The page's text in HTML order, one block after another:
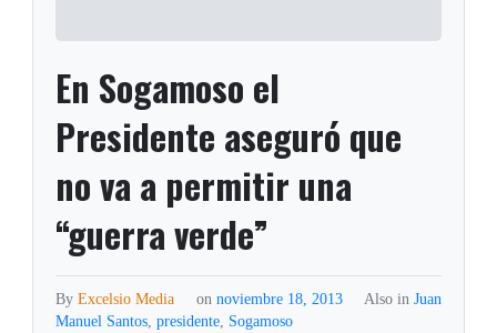
En Sogamoso el
Presidente aseguró que
no va a permitir una
“guerra verde”
ByExcelsio Media on noviembre 18, 2013 Also in Juan
Manuel Santos,presidente, Sogamoso